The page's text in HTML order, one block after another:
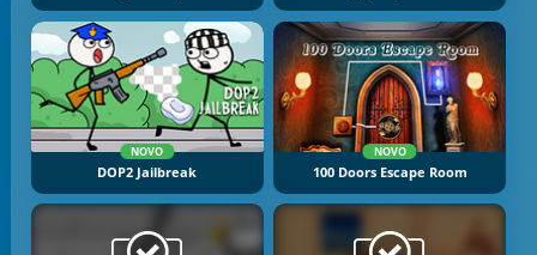
NOVO
DOP2 Jailbreak
NOVO
100 Doors Escape Room